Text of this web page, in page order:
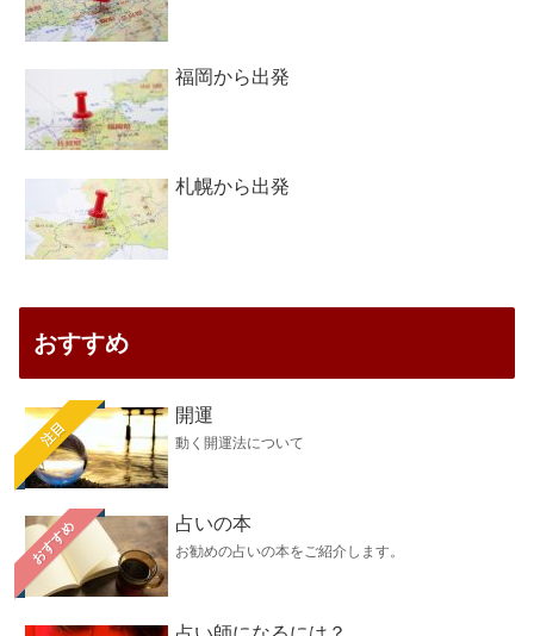
福岡から出発
札幌から出発
おすすめ
注目
開運
動く開運法について
おすすめ 占いの本
お勧めの占いの本をご紹介します。